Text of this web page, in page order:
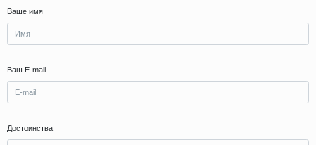
Ваше имя
Ваш E-mail
Достоинства